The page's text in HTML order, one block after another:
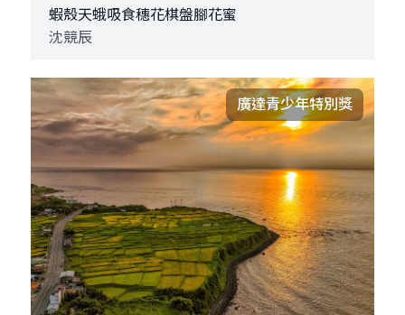
蝦殼天蛾吸食穗花棋盤腳花蜜
沈競辰
廣達青少年特別獎